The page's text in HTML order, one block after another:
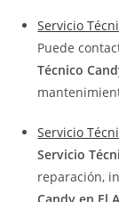
Servicio
Puede
Técnico
Servicio
Servicio
reparación,